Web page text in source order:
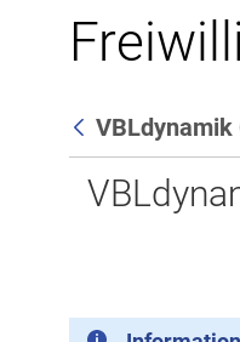
Zurück
VBLdynamik